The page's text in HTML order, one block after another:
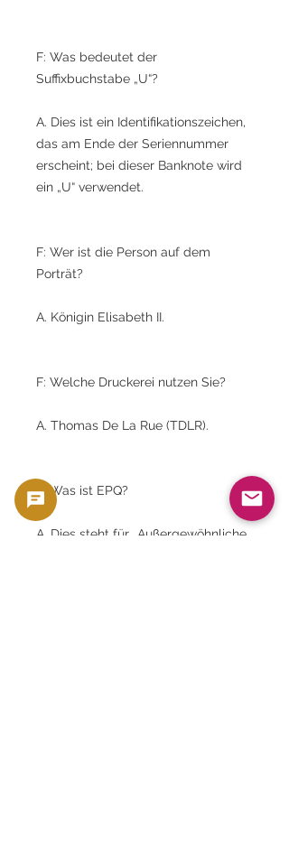
F: Was bedeutet der
Suffixbuchstabe „U“?
A. Dies ist ein Identifikationszeichen,
das am Ende der Seriennummer
erscheint; bei dieser Banknote wird
ein „U“ verwendet.
F: Wer ist die Person auf dem
Porträt?
A. Königin Elisabeth II.
F: Welche Druckerei nutzen Sie?
A. Thomas De La Rue (TDLR).
F: Was ist EPQ?
A. Dies steht für „Außergewöhnliche